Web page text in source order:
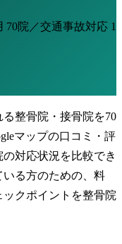
70院 ／交通事故対応 1
整骨院・接骨院を70
マップの口コミ・評
対応状況を比較でき
いる方のための、料
クポイントを整骨院